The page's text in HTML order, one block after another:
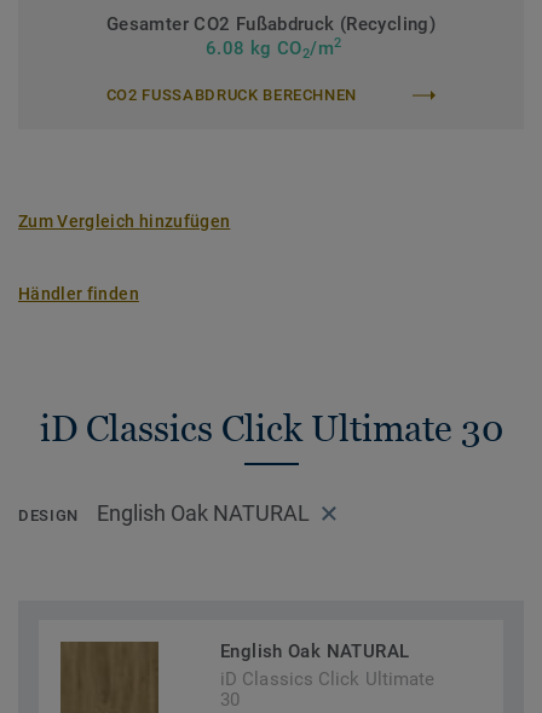
Gesamter CO2 Fußabdruck (Recycling)
6.08 kg CO2/m2
CO2 FUSSABDRUCK BERECHNEN
Zum Vergleich hinzufügen
Händler finden
iD Classics Click Ultimate 30
DESIGN English Oak NATURAL
English Oak NATURAL
iD Classics Click Ultimate
30